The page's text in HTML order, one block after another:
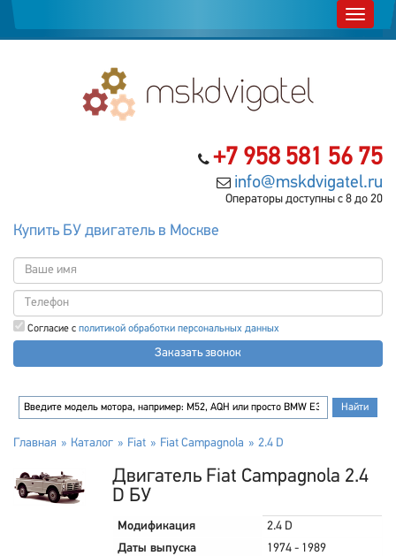
+7 958 581 56 75
info@mskdvigatel.ru
Операторы доступны с 8 до 20
Купить БУ двигатель в Москве
Согласие с политикой обработки персональных данных
Заказать звонок
Главная Каталог Fiat Fiat Campagnola 2.4 D
Двигатель Fiat Campagnola 2.4
D БУ
Модификация
2.4 D
Даты выпуска
1974 - 1989